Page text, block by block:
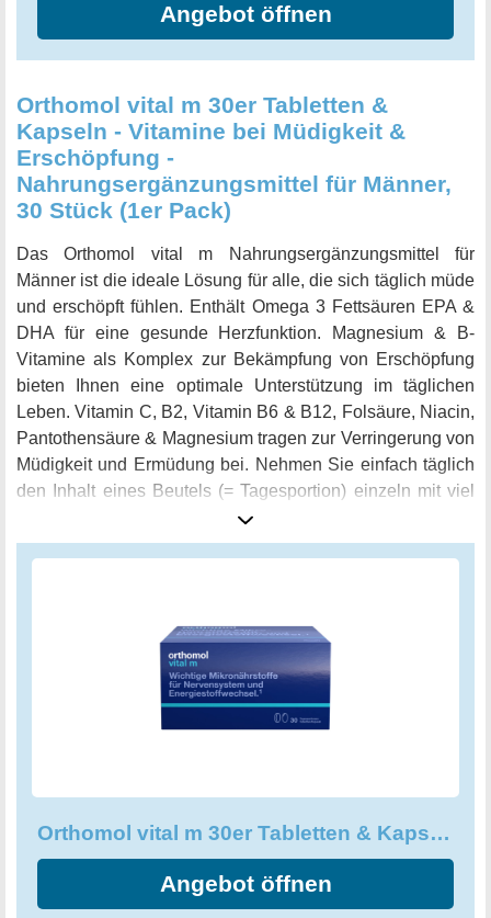
Angebot öffnen
Orthomol vital m 30er Tabletten &
Kapseln - Vitamine bei Müdigkeit &
Erschöpfung -
Nahrungsergänzungsmittel für Männer,
30 Stück (1er Pack)
Das Orthomol vital m Nahrungsergänzungsmittel für
Männer ist die ideale Lösung für alle, die sich täglich müde
und erschöpft fühlen. Enthält Omega 3 Fettsäuren EPA &
DHA für eine gesunde Herzfunktion. Magnesium & B-
Vitamine als Komplex zur Bekämpfung von Erschöpfung
bieten Ihnen eine optimale Unterstützung im täglichen
Leben. Vitamin C, B2, Vitamin B6 & B12, Folsäure, Niacin,
Pantothensäure & Magnesium tragen zur Verringerung von
Müdigkeit und Ermüdung bei. Nehmen Sie einfach täglich
den Inhalt eines Beutels (= Tagesportion) einzeln mit viel
Flüssigkeit zu oder nach einer Mahlzeit ein. Egal ob Sie
die Tabletten und Kapseln in beliebiger Reihenfolge
durch Alltagsbelastungen. Nutzen Sie die Kraft der Natur
und unterstützen Sie Ihren Körper und Ihre Gesundheit mit
Orthomol vital m 30er Tabletten & Kapseln - Vitamine bei Müdigkeit
Angebot öffnen